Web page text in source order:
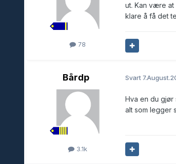
78
ut. Kan være
klare å få det
Bårdp
3.1k
Svart
Hva en du gjør
alt som legger